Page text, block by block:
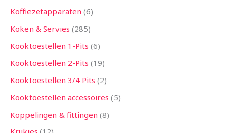
Koffiezetapparaten 6
Koken & Servies 285
Kooktoestellen 1-Pits 6
Kooktoestellen 2-Pits 19
Kooktoestellen 3/4 Pits 2
Kooktoestellen accessoires 5
Koppelingen & fittingen 8